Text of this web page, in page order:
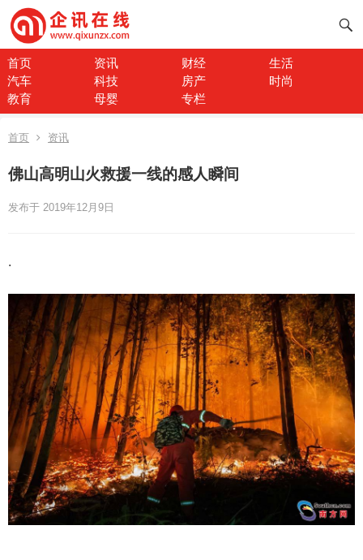
首页 资讯 财经
生活
汽车
科技 房产
时尚
教育
母婴 专栏
首页 资讯
佛山高明山火救援一线的感人瞬间
发布于 2019年12月9日
.